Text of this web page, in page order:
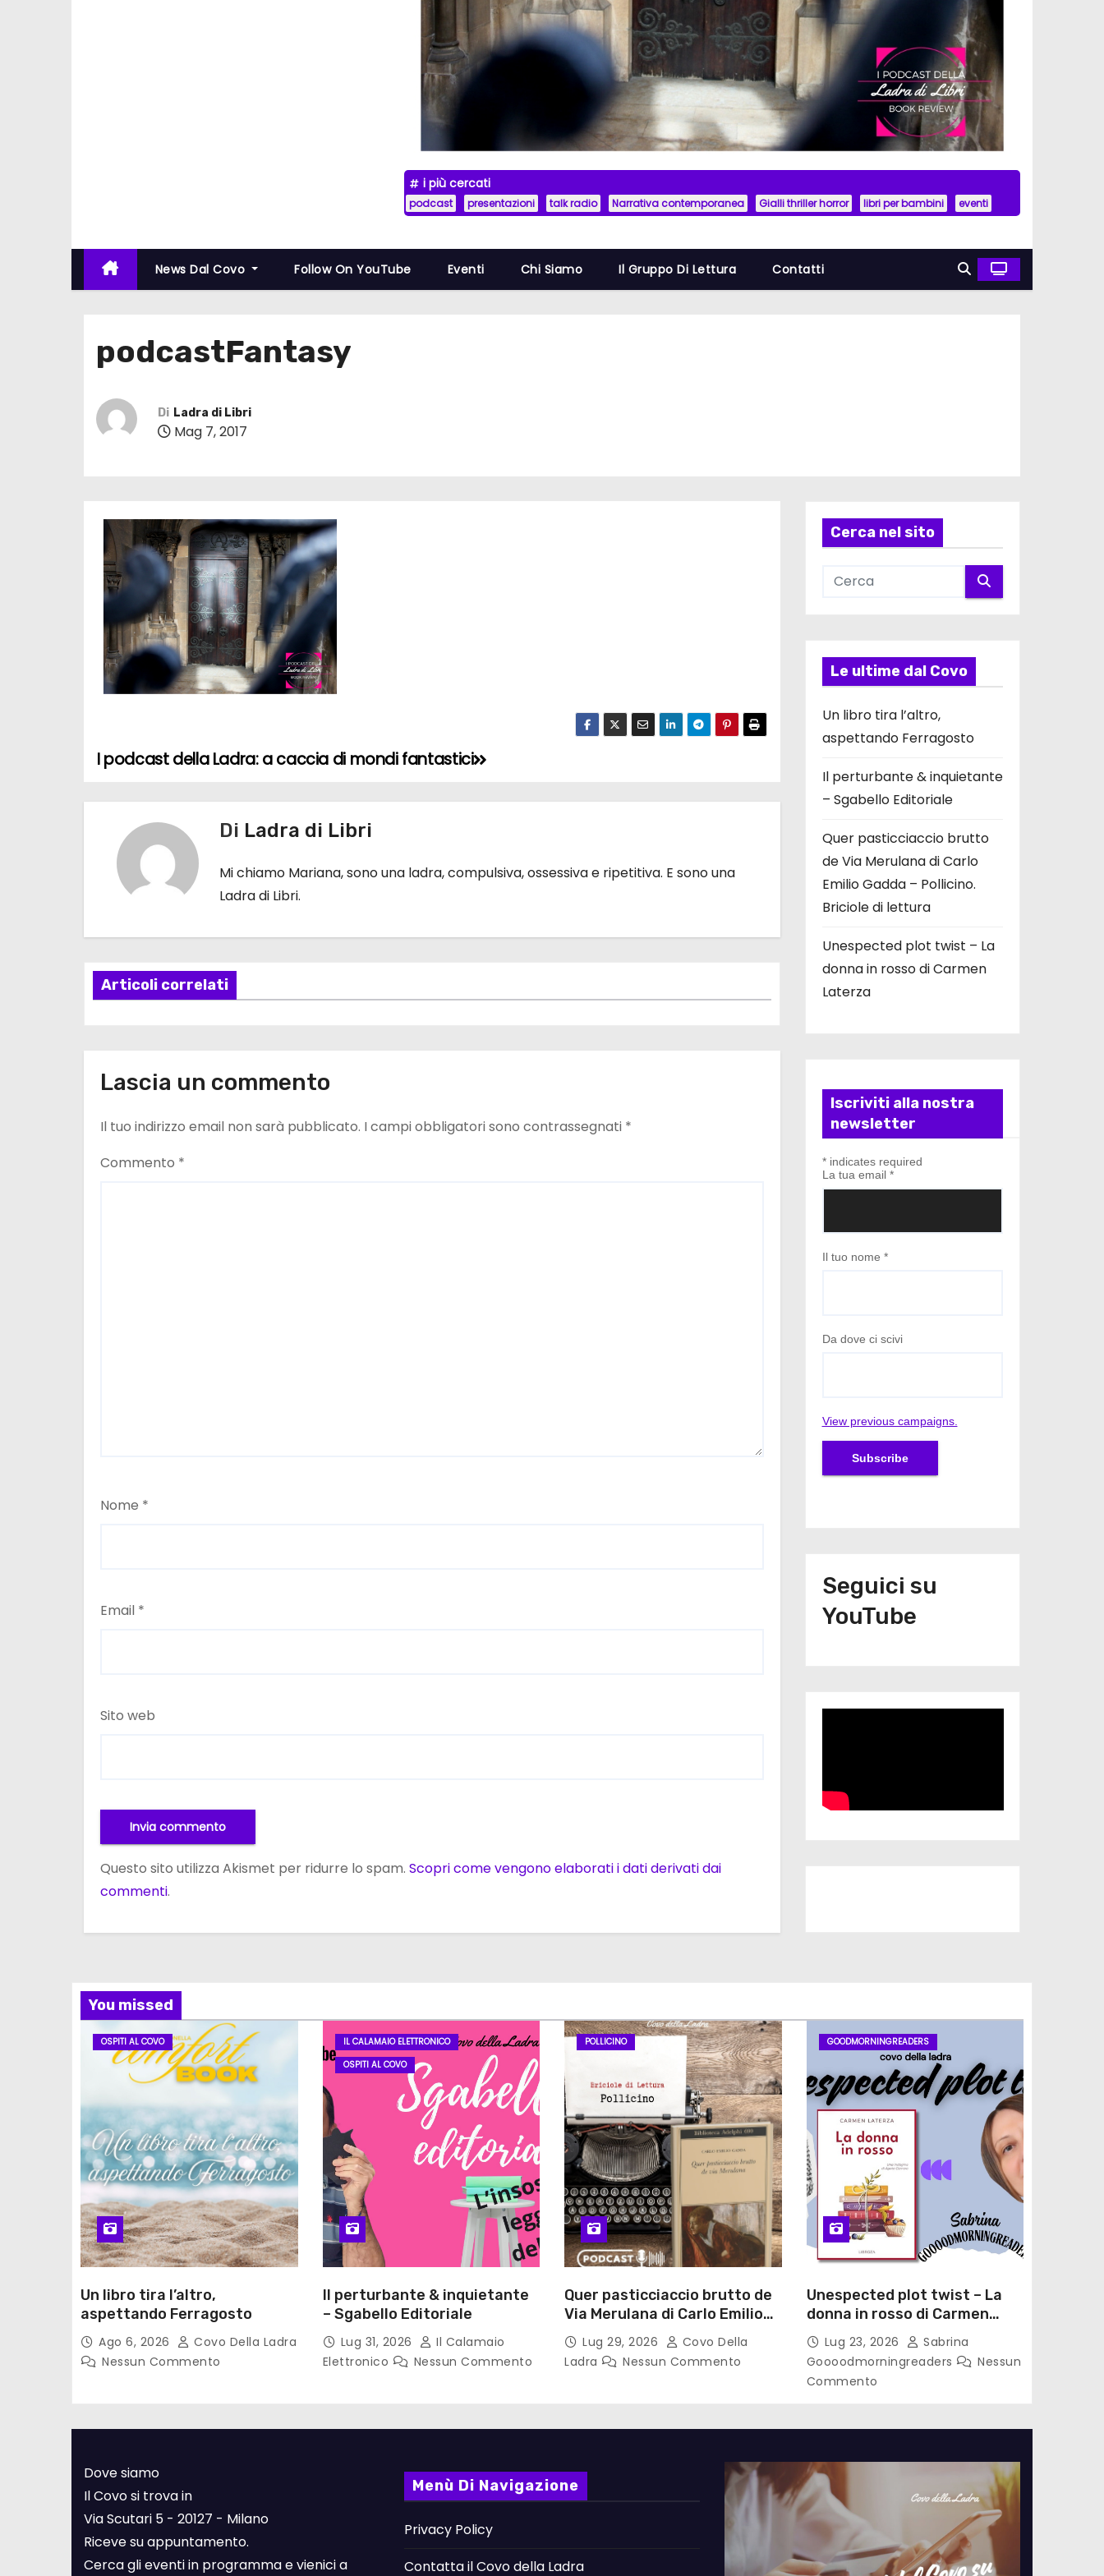
i più cercati
podcast presentazioni talk radio Narrativa contemporanea Gialli thriller horror libri per bambini eventi
News Dal Covo Follow On YouTube Eventi Chi Siamo Il Gruppo Di Lettura Contatti
podcastFantasy
Di Ladra di Libri
Mag 7, 2017
N
a
a
z
i
n
I podcast della Ladra: a caccia di mondi fantastici
Di Ladra di Libri
Mi chiamo Mariana, sono una ladra, compulsiva, ossessiva e ripetitiva. E sono una
Ladra di Libri.
Articoli correlati
Lascia un commento
Il tuo indirizzo email non sarà pubblicato. I campi obbligatori sono contrassegnati *
Commento *
Nome *
Email *
Sito web
Questo sito utilizza Akismet per ridurre lo spam. Scopri come vengono elaborati i dati derivati dai
commenti.
Cerca nel sito
Le ultime dal Covo
Un libro tira l’altro,
aspettando Ferragosto
Il perturbante & inquietante
– Sgabello Editoriale
Quer pasticciaccio brutto
de Via Merulana di Carlo
Emilio Gadda – Pollicino.
Briciole di lettura
Unespected plot twist – La
donna in rosso di Carmen
Laterza
Iscriviti alla nostra
newsletter
*indicates required
La tua email *
Il tuo nome *
Da dove ci scivi
View previous campaigns.
Seguici su
YouTube
You missed
OSPITI AL COVO
Un libro tira l’altro,
aspettando Ferragosto
Ago 6, 2026
Covo Della Ladra
Nessun Commento
IL CALAMAIO ELETTRONICO
OSPITI AL COVO
Il perturbante & inquietante
– Sgabello Editoriale
Lug 31, 2026
Il Calamaio
Elettronico
Nessun Commento
POLLICINO
Quer pasticciaccio brutto de
Via Merulana di Carlo Emilio
Gadda – Pollicino. Briciole di
lettura
Lug 29, 2026
Covo Della
Ladra
Nessun Commento
GOODMORNINGREADERS
Unespected plot twist – La
donna in rosso di Carmen
Laterza
Lug 23, 2026
Sabrina
Goooodmorningreaders
Nessun
Commento
Dove siamo
Il Covo si trova in
Via Scutari 5 - 20127 - Milano
Riceve su appuntamento.
Cerca gli eventi in programma e vienici a
Menù Di Navigazione
Privacy Policy
Contatta il Covo della Ladra